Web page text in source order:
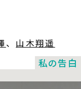
、 山木翔遥
私の告白